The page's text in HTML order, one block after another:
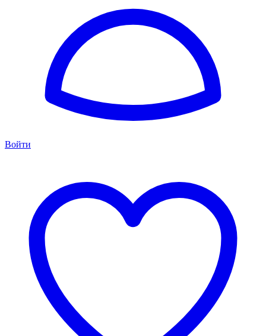
Войти